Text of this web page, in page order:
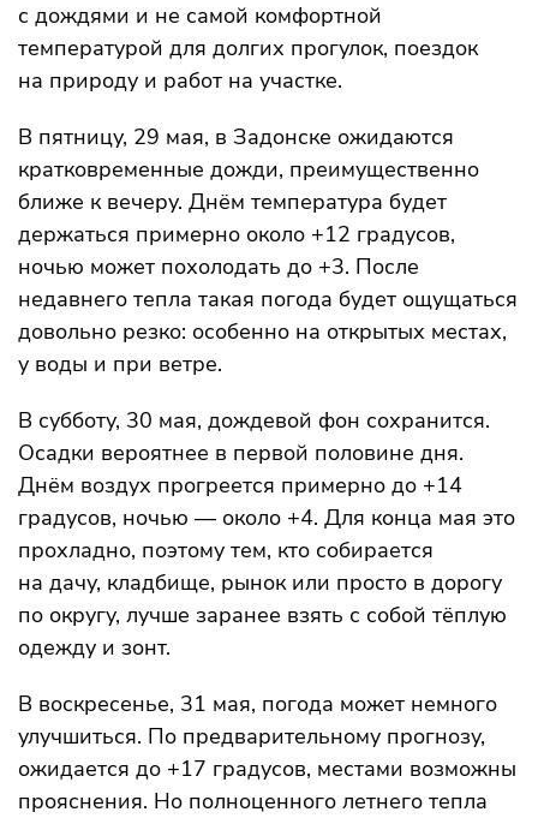
с дождями и не самой комфортной
температурой для долгих прогулок, поездок
на природу и работ на участке.
В пятницу, 29 мая, в Задонске ожидаются
кратковременные дожди, преимущественно
ближе к вечеру. Днём температура будет
держаться примерно около +12 градусов,
ночью может похолодать до +3. После
недавнего тепла такая погода будет ощущаться
довольно резко: особенно на открытых местах,
у воды и при ветре.
В субботу, 30 мая, дождевой фон сохранится.
Осадки вероятнее в первой половине дня.
Днём воздух прогреется примерно до +14
градусов, ночью — около +4. Для конца мая это
прохладно, поэтому тем, кто собирается
на дачу, кладбище, рынок или просто в дорогу
по округу, лучше заранее взять с собой тёплую
одежду и зонт.
В воскресенье, 31 мая, погода может немного
улучшиться. По предварительному прогнозу,
ожидается до +17 градусов, местами возможны
прояснения. Но полноценного летнего тепла